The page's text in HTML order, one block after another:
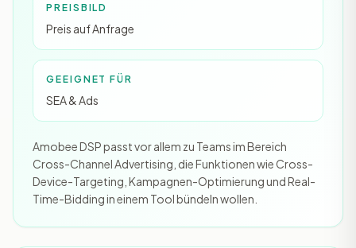
PREISBILD
Preis auf Anfrage
GEEIGNET FÜR
SEA & Ads
Amobee DSP passt vor allem zu Teams im Bereich
Cross-Channel Advertising, die Funktionen wie Cross-
Device-Targeting, Kampagnen-Optimierung und Real-
Time-Bidding in einem Tool bündeln wollen.